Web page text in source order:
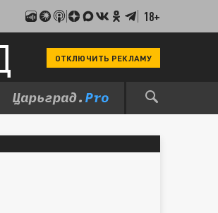
18+
ОТКЛЮЧИТЬ РЕКЛАМУ